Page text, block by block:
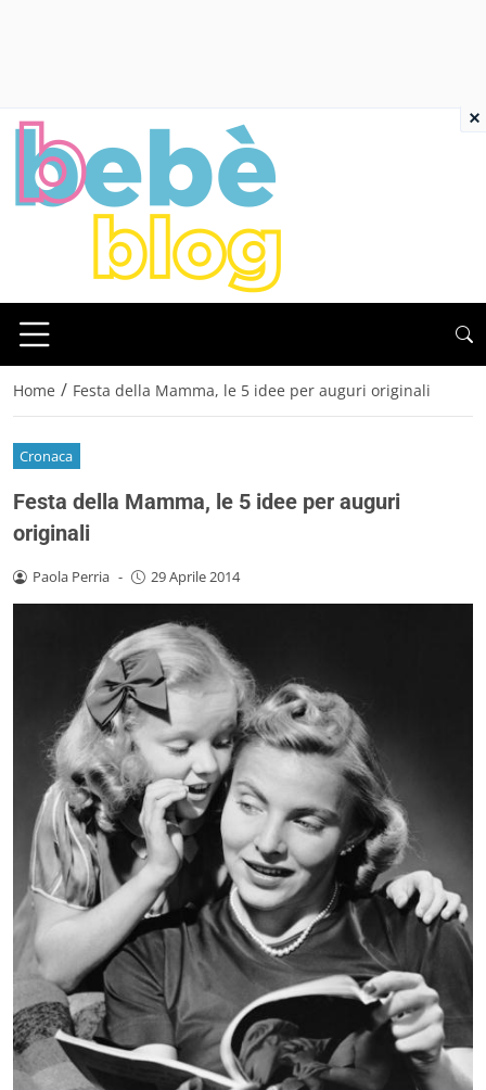
Home / Festa della Mamma, le 5 idee per auguri originali
Cronaca
Festa della Mamma, le 5 idee per auguri
originali
Paola Perria - 29 Aprile 2014
×